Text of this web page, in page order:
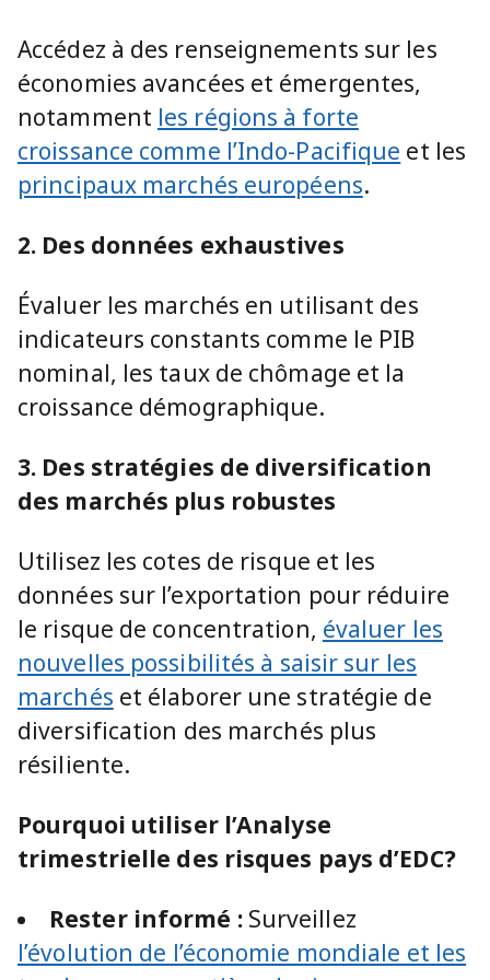
Accédez à des renseignements sur les
économies avancées et émergentes,
notamment les régions à forte
croissance comme l’Indo-Pacifique et les
principaux marchés européens.
2. Des données exhaustives
Évaluer les marchés en utilisant des
indicateurs constants comme le PIB
nominal, les taux de chômage et la
croissance démographique.
3. Des stratégies de diversification
des marchés plus robustes
Utilisez les cotes de risque et les
données sur l’exportation pour réduire
le risque de concentration, évaluer les
nouvelles possibilités à saisir sur les
marchés et élaborer une stratégie de
diversification des marchés plus
résiliente.
Pourquoi utiliser l’Analyse
trimestrielle des risques pays d’EDC?
Rester informé :Surveillez
l’évolution de l’économie mondiale et les